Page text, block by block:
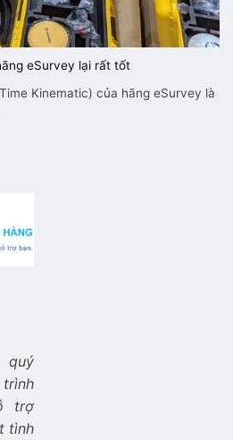
trợ
tình
eSurvey lại rất tốt
Kinematic) của hãng eSurvey là